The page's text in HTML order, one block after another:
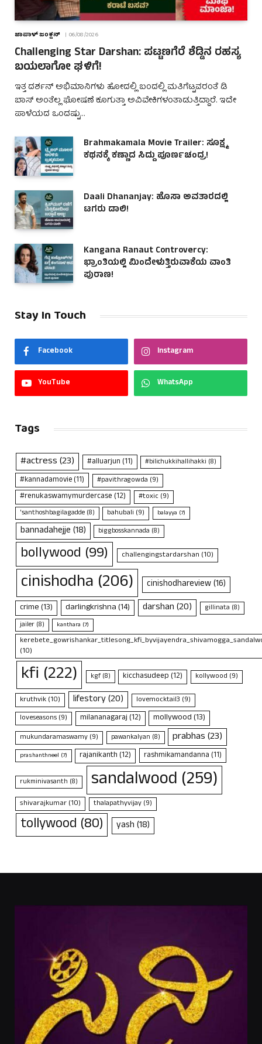
ಜಾಪಾಳ್ ಜಂಕ್ಷನ್ 06/08/2026
Challenging Star Darshan: ಪಟ್ಟಣಗೆರೆ ಶೆಡ್ಡಿನ ರಹಸ್ಯ
ಬಯಲಾಗೋ ಘಳಿಗೆ!
ಇತ್ತ ದರ್ಶನ್ ಅಭಿಮಾನಿಗಳು ಹೋದಲ್ಲಿ ಬಂದಲ್ಲಿ ಮತಿಗೆಟ್ಟವರಂತೆ ಡಿ
ಬಾಸ್ ಅಂತೆಲ್ಲ ಘೋಷಣೆ ಕೂಗುತ್ತಾ ಅವಿವೇಕಿಗಳಂತಾಡುತ್ತಿದ್ದಾರೆ. ಇದೇ
ಪಾಳೆಯದ ಒಂದಷ್ಟು…
Brahmakamala Movie Trailer: ಸೂಕ್ಷ್ಮ
ಕಥನಕ್ಕೆ ಕಣ್ಣಾದ ಸಿದ್ದು ಪೂರ್ಣಚಂದ್ರ!
Daali Dhananjay: ಹೊಸಾ ಅವತಾರದಲ್ಲಿ
ಟಗರು ಡಾಲಿ!
Kangana Ranaut Controvercy:
ಭ್ರಾಂತಿಯಲ್ಲಿ ಮಿಂದೇಳುತ್ತಿರುವಾಕೆಯ ವಾಂತಿ
ಪುರಾಣ!
Stay In Touch
Facebook Instagram
YouTube WhatsApp
Tags
#actress(23) #alluarjun(11) #bilichukkihallihakki (8)
#kannadamovie(11) #pavithragowda (9)
#renukaswamymurdercase(12) #toxic(9)
'santhoshbagilagadde (8) bahubali (9) balayya (7)
bannadahejje(18) biggbosskannada (8)
bollywood (99) challengingstardarshan (10)
cinishodha (206) cinishodhareview(16)
crime(13) darlingkrishna(14) darshan(20) gillinata (8)
jailer (8) kanthara (7)
(10)
kfi (222) kgf(8) kicchasudeep(12) kollywood (9)
kruthvik(10) lifestory(20) lovemocktail3 (9)
loveseasons (9) milananagaraj(12) mollywood(13)
mukundaramaswamy (9) pawankalyan (8) prabhas(23)
prashanthneel (7) rajanikanth(12) rashmikamandanna(11)
rukminivasanth (8) sandalwood (259)
shivarajkumar(10) thalapathyvijay(9)
tollywood (80) yash(18)